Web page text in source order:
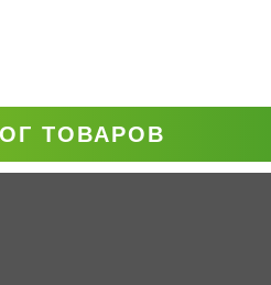
ТОВАРОВ